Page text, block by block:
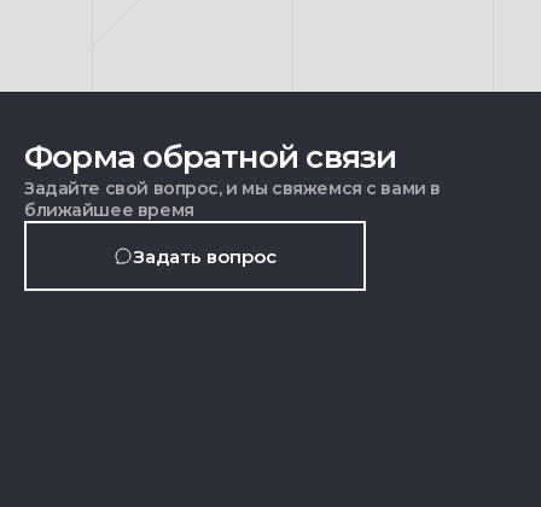
Форма обратной связи
Задайте свой вопрос, и мы свяжемся с вами в
ближайшее время
Задать вопрос